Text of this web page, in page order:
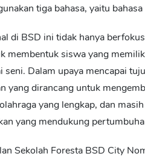
tiga bahasa, yaitu
di BSD ini tidak hanya
membentuk siswa yang
seni. Dalam upaya mencapai
yang dirancang untuk
yang lengkap, dan
yang mendukung
Sekolah Foresta BSD City